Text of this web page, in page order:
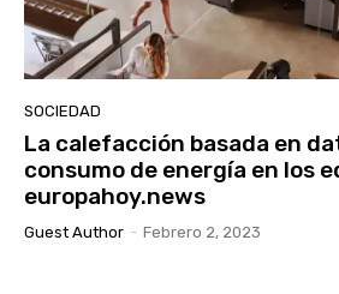
SOCIEDAD
La calefacción basada en
consumo de energía en los
europahoy.news
Guest Author - Febrero 2, 2023